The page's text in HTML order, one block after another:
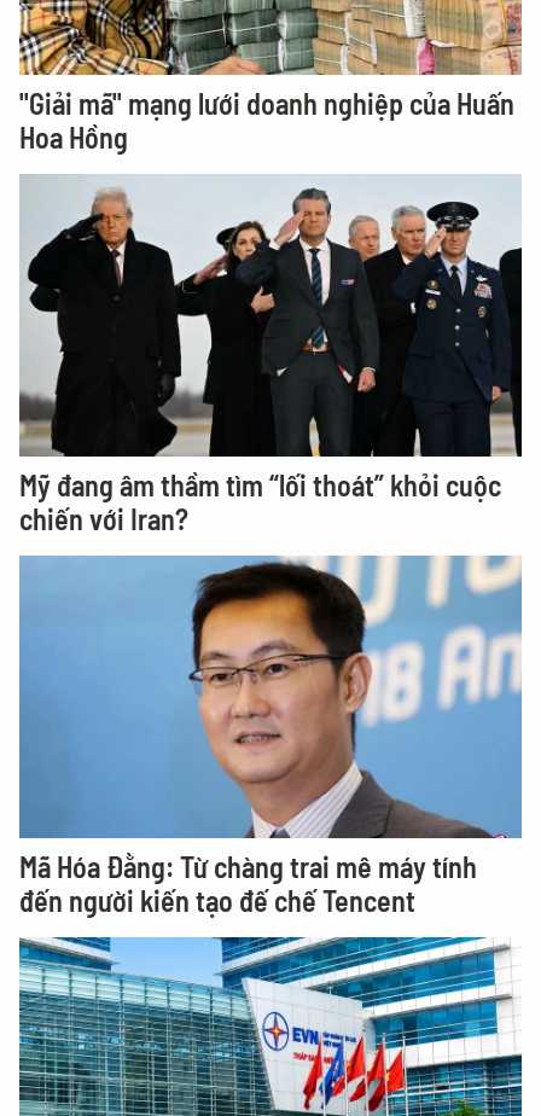
"Giải mã" mạng lưới doanh nghiệp của Huấn
Hoa Hồng
Mỹ đang âm thầm tìm “lối thoát” khỏi cuộc
chiến với Iran?
Mã Hóa Đằng: Từ chàng trai mê máy tính
đến người kiến tạo đế chế Tencent